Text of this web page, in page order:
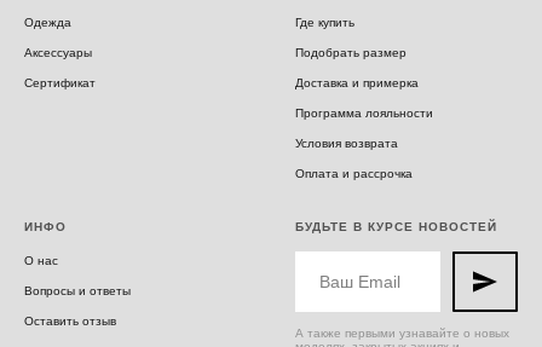
Одежда
Аксессуары
Сертификат
Где купить
Подобрать размер
Доставка и примерка
Программа лояльности
Условия возврата
Оплата и рассрочка
ИНФО
О нас
Вопросы и ответы
Оставить отзыв
БУДЬТЕ В КУРСЕ НОВОСТЕЙ
А также первыми узнавайте о новых